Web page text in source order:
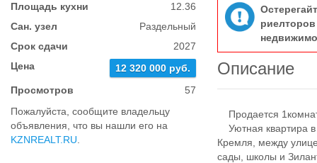
Площадь кухни
12.36
Сан. узел
Раздельный
Срок сдачи
2027
Цена
12 320 000 руб.
Просмотров
57
Пожалуйста, сообщите владельцу
объявления, что вы нашли его на
KZNREALT.RU
Описание
Продается
Уютная квартира в
Кремля, между
сады, школы и